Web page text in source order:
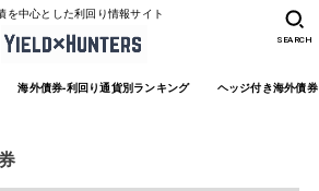
を中心とした利回り情報サイト
海外債券-利回り通貨別ランキング ヘッジ付き海外債
SEARCH